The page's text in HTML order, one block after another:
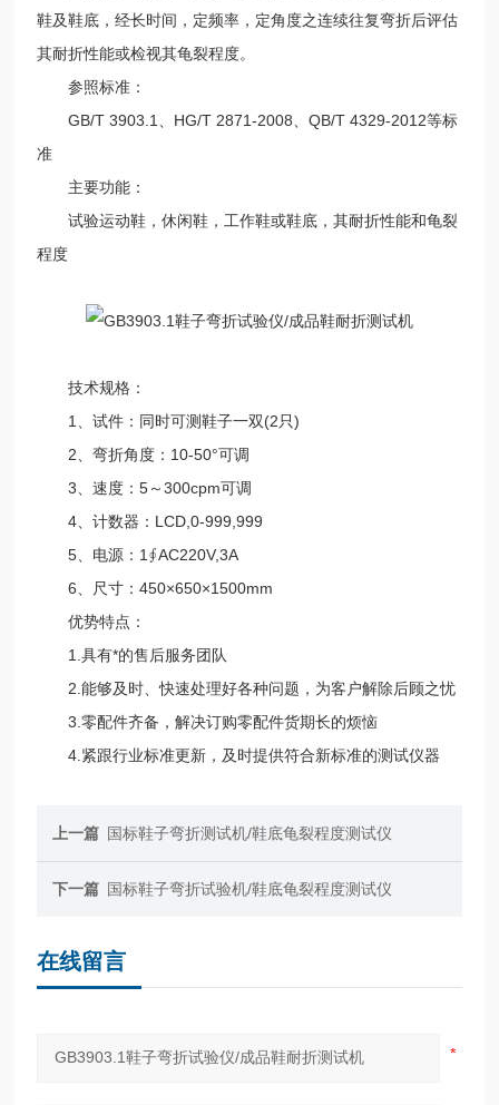
鞋及鞋底，经长时间，定频率，定角度之连续往复弯折后评估
其耐折性能或检视其龟裂程度。
参照标准：
GB/T 3903.1、HG/T 2871-2008、QB/T 4329-2012等标
准
主要功能：
试验运动鞋，休闲鞋，工作鞋或鞋底，其耐折性能和龟裂
程度
技术规格：
1、试件：同时可测鞋子一双(2只)
2、弯折角度：10-50°可调
3、速度：5～300cpm可调
4、计数器：LCD,0-999,999
5、电源：1∮AC220V,3A
6、尺寸：450×650×1500mm
优势特点：
1.具有*的售后服务团队
2.能够及时、快速处理好各种问题，为客户解除后顾之忧
3.零配件齐备，解决订购零配件货期长的烦恼
4.紧跟行业标准更新，及时提供符合新标准的测试仪器
上一篇 国标鞋子弯折测试机/鞋底龟裂程度测试仪
下一篇 国标鞋子弯折试验机/鞋底龟裂程度测试仪
在线留言